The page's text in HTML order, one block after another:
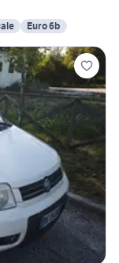
Euro 6b